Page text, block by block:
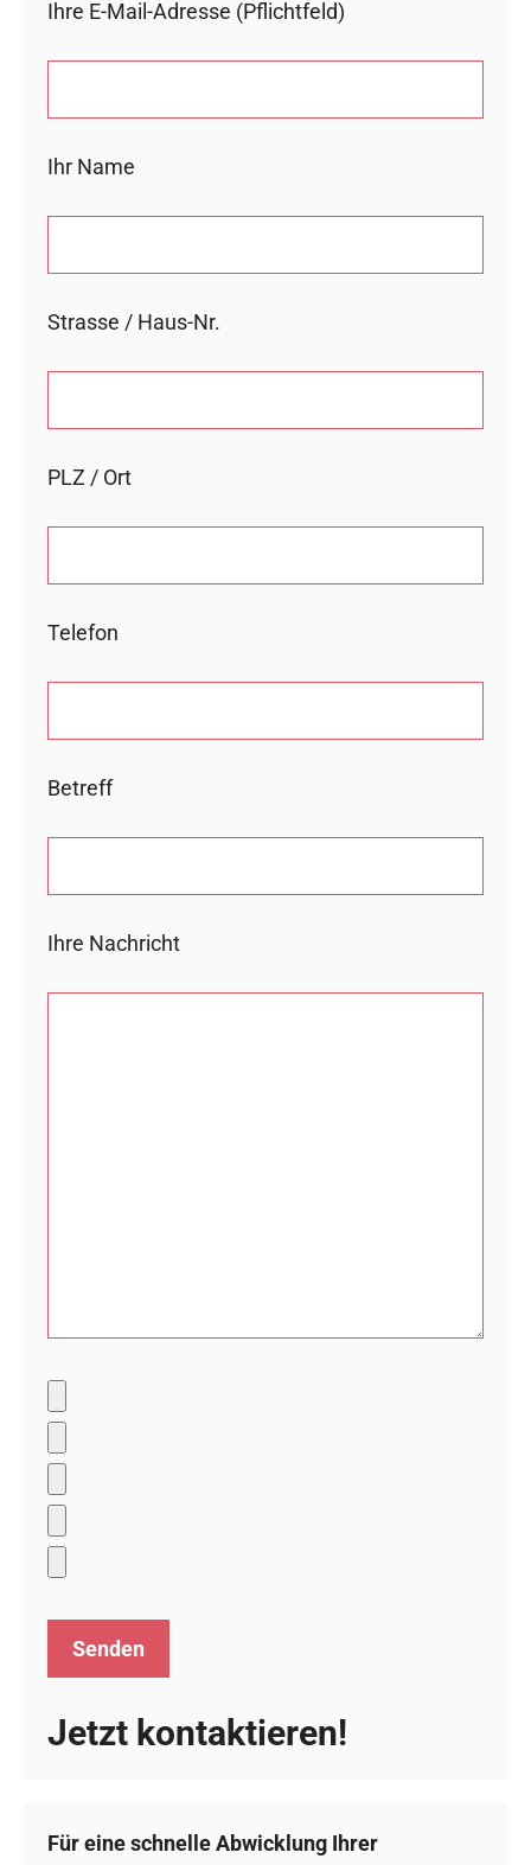
Ihre E-Mail-Adresse (Pflichtfeld)
Ihr Name
Strasse / Haus-Nr.
PLZ / Ort
Telefon
Betreff
Ihre Nachricht
Jetzt kontaktieren!
Für eine schnelle Abwicklung Ihrer